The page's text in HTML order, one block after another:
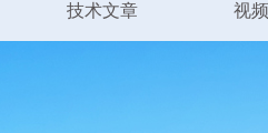
技术文章 视